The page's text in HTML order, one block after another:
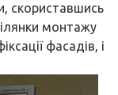
скориставшись
монтажу
фасадів, і